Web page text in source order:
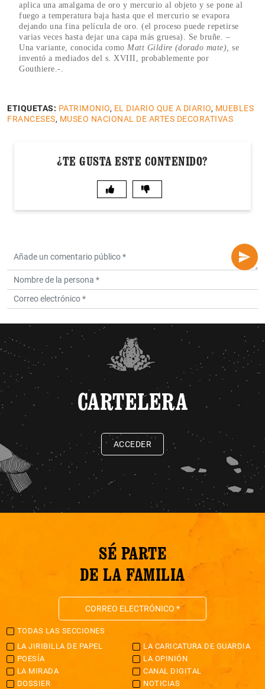
aplica una amalgama de oro y mercurio al objeto y se pone al
fuego a temperatura baja hasta que el mercurio se evapora
dejando una fina película de oro. (el proceso puede repetirse
varias veces hasta dejar una capa más gruesa). Se bruñe. –
Una variante, conocida como Matt Gildire (dorado mate), se
inventó a mediados del s. XVIII, probablemente por
Gouthiere.-.
ETIQUETAS: PATRIMONIO, EL DIARIO QUE A DIARIO, MUEBLES
FRANCESES, MUSEO NACIONAL DE ARTES DECORATIVAS
¿TE GUSTA ESTE CONTENIDO?
CARTELERA
ACCEDER
SÉ PARTE
DE LA FAMILIA
TODAS LAS SECCIONES
LA JIRIBILLA DE PAPEL
LA CARICATURA DE GUARDIA
POESÍA
LA OPINIÓN
LA MIRADA
CANAL DIGITAL
DOSSIER
NOTICIAS